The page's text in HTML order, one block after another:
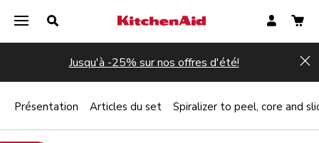
Jusqu'à -25% sur nos offres d'été!
Présentation Articles du set Spiralizer to peel, core and